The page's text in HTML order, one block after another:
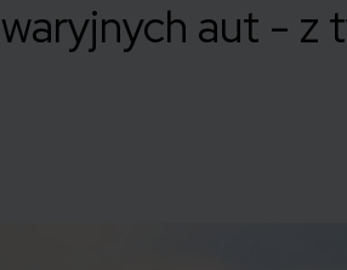
aut - z